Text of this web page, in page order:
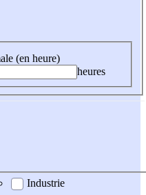
(en heure)
heures
Industrie